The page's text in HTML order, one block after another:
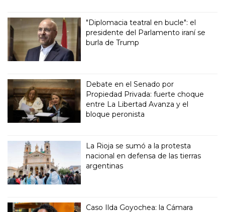
"Diplomacia teatral en bucle": el
presidente del Parlamento iraní se
burla de Trump
Debate en el Senado por
Propiedad Privada: fuerte choque
entre La Libertad Avanza y el
bloque peronista
La Rioja se sumó a la protesta
nacional en defensa de las tierras
argentinas
Caso Ilda Goyochea: la Cámara